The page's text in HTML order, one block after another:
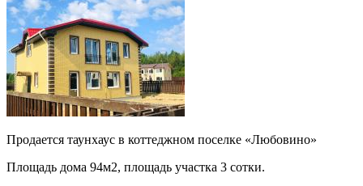
Продается таунхаус в коттеджном поселке «Любовино»
Площадь дома 94м2, площадь участка 3 сотки.